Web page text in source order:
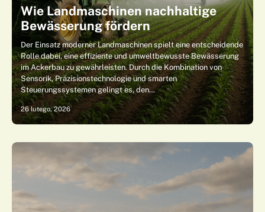
Wie Landmaschinen nachhaltige
Bewässerung fördern
Der Einsatz moderner Landmaschinen spielt eine entscheidende
Rolle dabei, eine effiziente und umweltbewusste Bewässerung
im Ackerbau zu gewährleisten. Durch die Kombination von
Sensorik, Präzisionstechnologie und smarten
Steuerungssystemen gelingt es, den…
26 lutego, 2026